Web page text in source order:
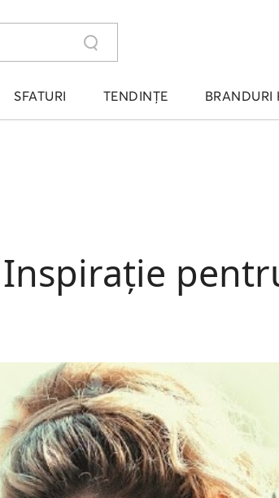
SFATURI TENDINȚE BRANDURI
Inspirație